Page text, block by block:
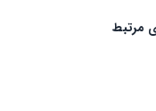
مرتبط